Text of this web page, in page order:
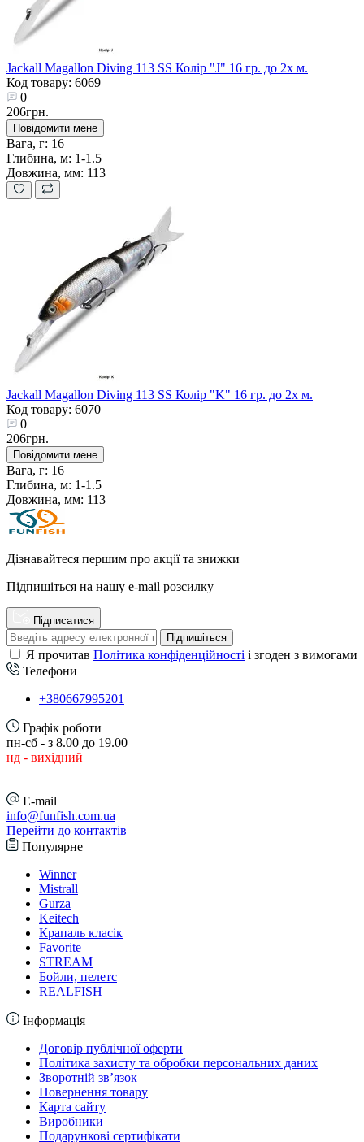
Jackall Magallon Diving 113 SS Колір "J" 16 гр. до 2х м.
Код товару: 6069
0
206грн.
Повідомити мене
Вага, г: 16
Глибина, м: 1-1.5
Довжина, мм: 113
Jackall Magallon Diving 113 SS Колір "K" 16 гр. до 2х м.
Код товару: 6070
0
206грн.
Повідомити мене
Вага, г: 16
Глибина, м: 1-1.5
Довжина, мм: 113
Дізнавайтеся першим про акції та знижки
Підпишіться на нашу e-mail розсилку
Підписатися
Підпишіться
Я прочитав Політика конфіденційності і згоден з вимогами
Телефони
+380667995201
Графік роботи
пн-сб - з 8.00 до 19.00
нд - вихідний
E-mail
info@funfish.com.ua
Перейти до контактів
Популярне
Winner
Mistrall
Gurza
Keitech
Крапаль класік
Favorite
STREAM
Бойли, пелетс
REALFISH
Інформація
Договір публічної оферти
Політика захисту та обробки персональних даних
Зворотній зв’язок
Повернення товару
Карта сайту
Виробники
Подарункові сертифікати